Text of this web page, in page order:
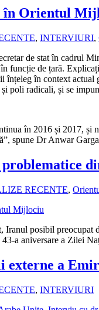
în Orientul
, INTERVIURI,
de stat în cadrul
de țară.
în context
poli radicali, și se
în 2016 și 2017,
spune Dr Anwar
RECENTE,
posibil
a aniversare a Zilei
externe a
, INTERVIURI